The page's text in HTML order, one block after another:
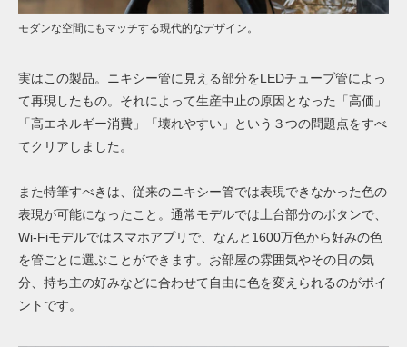
モダンな空間にもマッチする現代的なデザイン。
実はこの製品。ニキシー管に見える部分をLEDチューブ管によっ
て再現したもの。それによって生産中止の原因となった「高価」
「高エネルギー消費」「壊れやすい」という３つの問題点をすべ
てクリアしました。
また特筆すべきは、従来のニキシー管では表現できなかった色の
表現が可能になったこと。通常モデルでは土台部分のボタンで、
Wi-Fiモデルではスマホアプリで、なんと1600万色から好みの色
を管ごとに選ぶことができます。お部屋の雰囲気やその日の気
分、持ち主の好みなどに合わせて自由に色を変えられるのがポイ
ントです。